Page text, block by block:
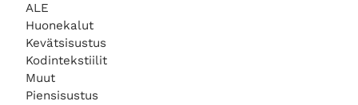
ALE
Huonekalut
Kevätsisustus
Kodintekstiilit
Muut
Piensisustus